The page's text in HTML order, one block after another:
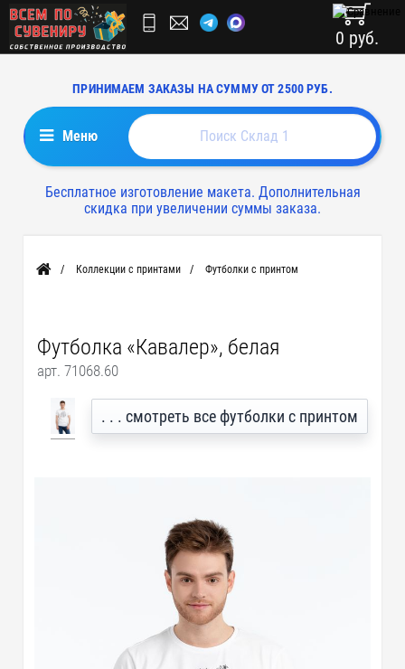
ПРИНИМАЕМ ЗАКАЗЫ НА СУММУ ОТ 2500 РУБ.
0 руб.
Меню
Бесплатное изготовление макета. Дополнительная
скидка при увеличении суммы заказа.
Главная Коллекции с принтами Футболки с принтом
Футболка «Кавалер», белая
арт. 71068.60
. . . смотреть все футболки с принтом